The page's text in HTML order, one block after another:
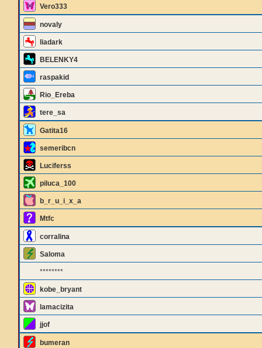
Vero333
novaly
liadark
BELENKY4
raspakid
Rio_Ereba
tere_sa
Gatita16
semeribcn
Luciferss
piluca_100
b_r_u_i_x_a
Mtfc
corralina
Saloma
********
kobe_bryant
lamacizita
jjof
bumeran